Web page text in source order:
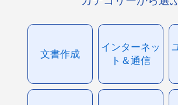
文書作成
インターネッ
ト＆通信